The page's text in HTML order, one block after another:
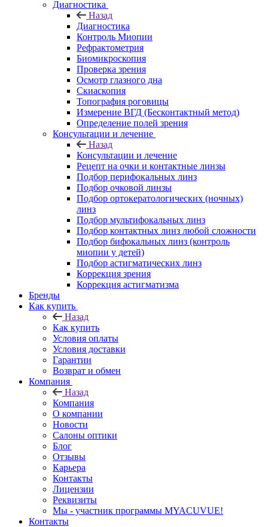
Диагностика
Назад
Диагностика
Контроль Миопии
Рефрактометрия
Биомикроскопия
Проверка зрения
Осмотр глазного дна
Скиаскопия
Топография роговицы
Измерение ВГД (Бесконтактный метод)
Определение полей зрения
Консультации и лечение
Назад
Консультации и лечение
Рецепт на очки и контактные линзы
Подбор перифокальных линз
Подбор очковой линзы
Подбор ортокератологических (ночных)
линз
Подбор мультифокальных линз
Подбор контактных линз любой сложности
Подбор бифокальных линз (контроль
миопии у детей)
Подбор астигматических линз
Коррекция зрения
Коррекция астигматизма
Бренды
Как купить
Назад
Как купить
Условия оплаты
Условия доставки
Гарантии
Возврат и обмен
Компания
Назад
Компания
О компании
Новости
Салоны оптики
Блог
Отзывы
Карьера
Контакты
Лицензии
Реквизиты
Мы - участник программы MYACUVUE!
Контакты